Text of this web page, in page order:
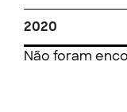
2020
Não foram